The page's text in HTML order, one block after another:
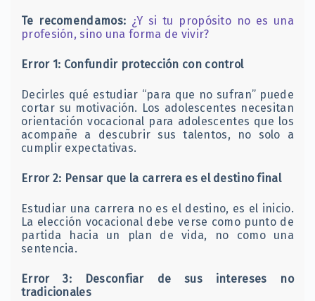
Te recomendamos: ¿Y si tu propósito no es una
profesión, sino una forma de vivir?
Error 1: Confundir protección con control
Decirles qué estudiar “para que no sufran” puede
cortar su motivación. Los adolescentes necesitan
orientación vocacional para adolescentes que los
acompañe a descubrir sus talentos, no solo a
cumplir expectativas.
Error 2: Pensar que la carrera es el destino final
Estudiar una carrera no es el destino, es el inicio.
La elección vocacional debe verse como punto de
partida hacia un plan de vida, no como una
sentencia.
Error 3: Desconfiar de sus intereses no
tradicionales